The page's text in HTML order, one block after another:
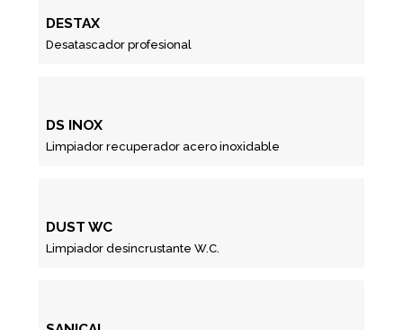
DESTAX
Desatascador profesional
DS INOX
Limpiador recuperador acero inoxidable
DUST WC
Limpiador desincrustante W.C.